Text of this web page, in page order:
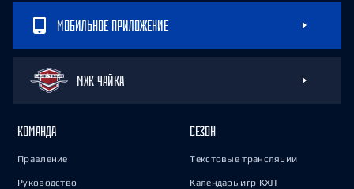
МОБИЛЬНОЕ ПРИЛОЖЕНИЕ
МХК ЧАЙКА
КОМАНДА
Правление
Руководство
СЕЗОН
Текстовые трансляции
Календарь игр КХЛ